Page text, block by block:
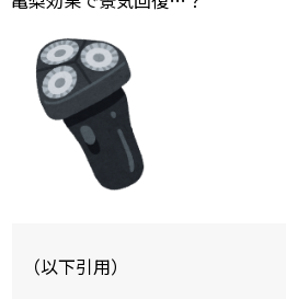
（以下引用）